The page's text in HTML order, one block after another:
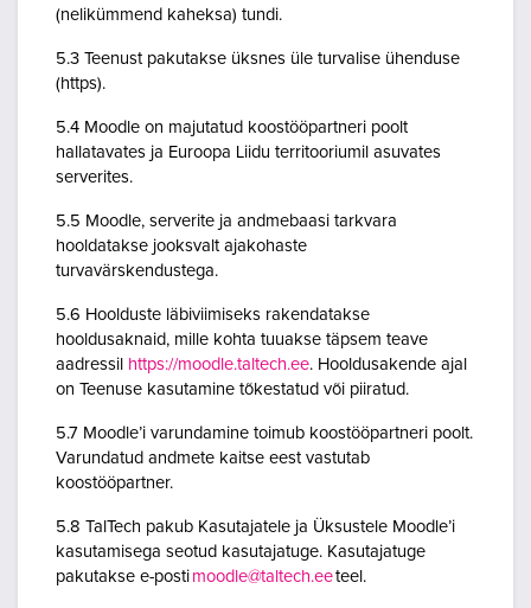
(nelikümmend kaheksa) tundi.
5.3 Teenust pakutakse üksnes üle turvalise ühenduse
(https).
5.4 Moodle on majutatud koostööpartneri poolt
hallatavates ja Euroopa Liidu territooriumil asuvates
serverites.
5.5 Moodle, serverite ja andmebaasi tarkvara
hooldatakse jooksvalt ajakohaste
turvavärskendustega.
5.6 Hoolduste läbiviimiseks rakendatakse
hooldusaknaid, mille kohta tuuakse täpsem teave
aadressil https://moodle.taltech.ee. Hooldusakende ajal
on Teenuse kasutamine tõkestatud või piiratud.
5.7 Moodle’i varundamine toimub koostööpartneri poolt.
Varundatud andmete kaitse eest vastutab
koostööpartner.
5.8 TalTech pakub Kasutajatele ja Üksustele Moodle’i
kasutamisega seotud kasutajatuge. Kasutajatuge
pakutakse e-posti moodle@taltech.eeteel.